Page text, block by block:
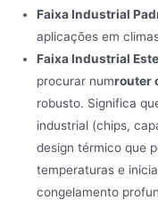
Faixa Industrial
aplicações em
Faixa Industrial
procurar numrouter
robusto. Significa
industrial (chips,
design térmico que
temperaturas e
congelamento